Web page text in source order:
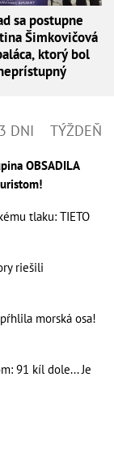
sa postupne
Šimkovičová
ktorý bol
3 DNI TÝŽDEŇ
OBSADILA
tlaku: TIETO
riešili
morská osa!
91 kíl dole... Je